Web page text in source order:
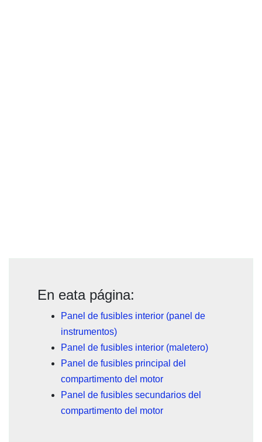
En eata página:
Panel de fusibles interior (panel de
instrumentos)
Panel de fusibles interior (maletero)
Panel de fusibles principal del
compartimento del motor
Panel de fusibles secundarios del
compartimento del motor